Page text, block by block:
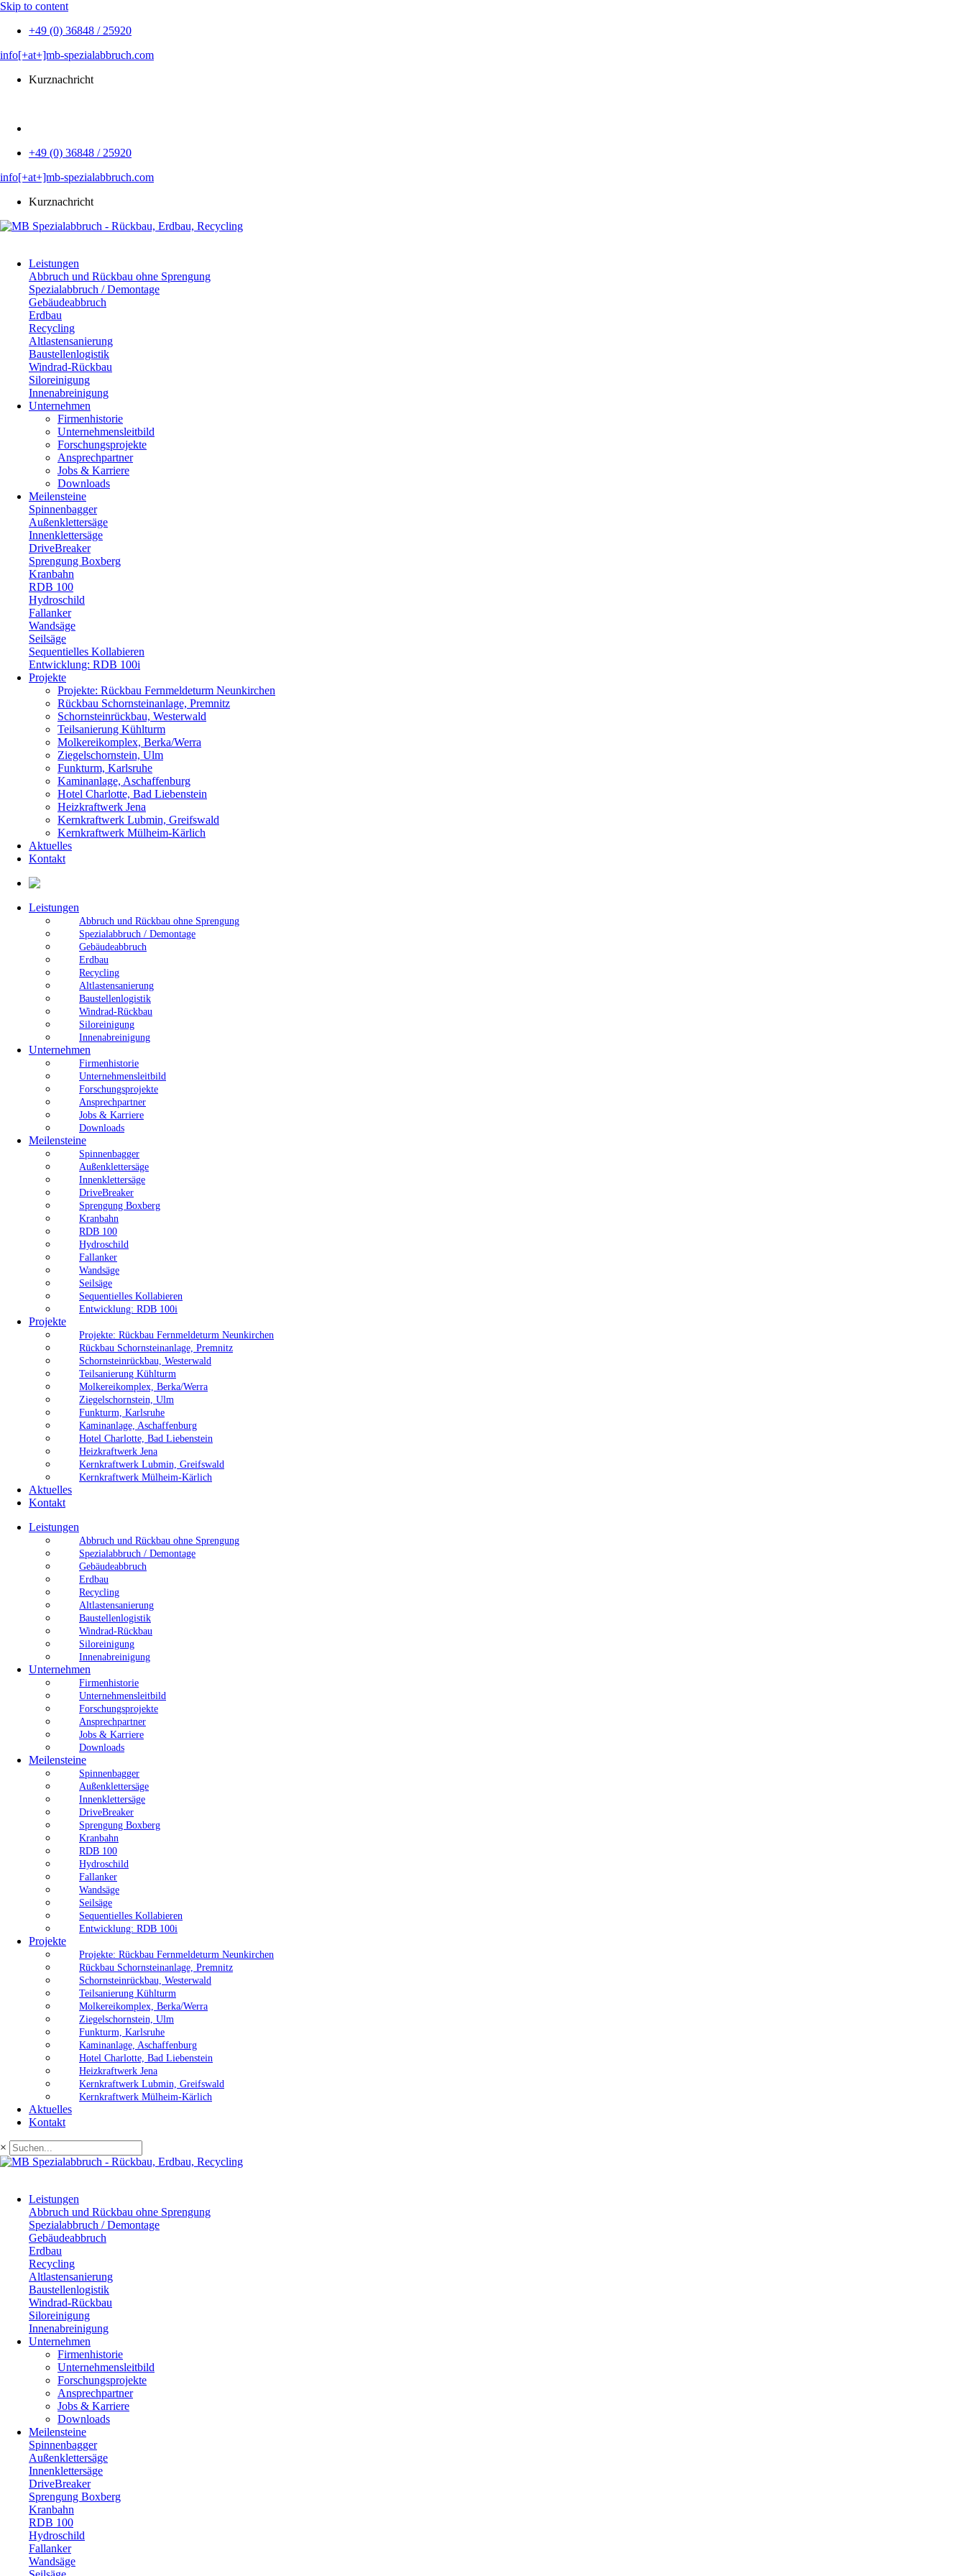
Skip to content
+49 (0) 36848 / 25920
info[+at+]mb-spezialabbruch.com
Kurznachricht
+49 (0) 36848 / 25920
info[+at+]mb-spezialabbruch.com
Kurznachricht
Leistungen
Abbruch und Rückbau ohne Sprengung
Spezialabbruch / Demontage
Gebäudeabbruch
Erdbau
Recycling
Altlastensanierung
Baustellenlogistik
Windrad-Rückbau
Siloreinigung
Innenabreinigung
Unternehmen
Firmenhistorie
Unternehmensleitbild
Forschungsprojekte
Ansprechpartner
Jobs & Karriere
Downloads
Meilensteine
Spinnenbagger
Außenklettersäge
Innenklettersäge
DriveBreaker
Sprengung Boxberg
Kranbahn
RDB 100
Hydroschild
Fallanker
Wandsäge
Seilsäge
Sequentielles Kollabieren
Entwicklung: RDB 100i
Projekte
Projekte: Rückbau Fernmeldeturm Neunkirchen
Rückbau Schornsteinanlage, Premnitz
Schornsteinrückbau, Westerwald
Teilsanierung Kühlturm
Molkereikomplex, Berka/Werra
Ziegelschornstein, Ulm
Funkturm, Karlsruhe
Kaminanlage, Aschaffenburg
Hotel Charlotte, Bad Liebenstein
Heizkraftwerk Jena
Kernkraftwerk Lubmin, Greifswald
Kernkraftwerk Mülheim-Kärlich
Aktuelles
Kontakt
Leistungen
Abbruch und Rückbau ohne Sprengung
Spezialabbruch / Demontage
Gebäudeabbruch
Erdbau
Recycling
Altlastensanierung
Baustellenlogistik
Windrad-Rückbau
Siloreinigung
Innenabreinigung
Unternehmen
Firmenhistorie
Unternehmensleitbild
Forschungsprojekte
Ansprechpartner
Jobs & Karriere
Downloads
Meilensteine
Spinnenbagger
Außenklettersäge
Innenklettersäge
DriveBreaker
Sprengung Boxberg
Kranbahn
RDB 100
Hydroschild
Fallanker
Wandsäge
Seilsäge
Sequentielles Kollabieren
Entwicklung: RDB 100i
Projekte
Projekte: Rückbau Fernmeldeturm Neunkirchen
Rückbau Schornsteinanlage, Premnitz
Schornsteinrückbau, Westerwald
Teilsanierung Kühlturm
Molkereikomplex, Berka/Werra
Ziegelschornstein, Ulm
Funkturm, Karlsruhe
Kaminanlage, Aschaffenburg
Hotel Charlotte, Bad Liebenstein
Heizkraftwerk Jena
Kernkraftwerk Lubmin, Greifswald
Kernkraftwerk Mülheim-Kärlich
Aktuelles
Kontakt
Leistungen
Abbruch und Rückbau ohne Sprengung
Spezialabbruch / Demontage
Gebäudeabbruch
Erdbau
Recycling
Altlastensanierung
Baustellenlogistik
Windrad-Rückbau
Siloreinigung
Innenabreinigung
Unternehmen
Firmenhistorie
Unternehmensleitbild
Forschungsprojekte
Ansprechpartner
Jobs & Karriere
Downloads
Meilensteine
Spinnenbagger
Außenklettersäge
Innenklettersäge
DriveBreaker
Sprengung Boxberg
Kranbahn
RDB 100
Hydroschild
Fallanker
Wandsäge
Seilsäge
Sequentielles Kollabieren
Entwicklung: RDB 100i
Projekte
Projekte: Rückbau Fernmeldeturm Neunkirchen
Rückbau Schornsteinanlage, Premnitz
Schornsteinrückbau, Westerwald
Teilsanierung Kühlturm
Molkereikomplex, Berka/Werra
Ziegelschornstein, Ulm
Funkturm, Karlsruhe
Kaminanlage, Aschaffenburg
Hotel Charlotte, Bad Liebenstein
Heizkraftwerk Jena
Kernkraftwerk Lubmin, Greifswald
Kernkraftwerk Mülheim-Kärlich
Aktuelles
Kontakt
×
Leistungen
Abbruch und Rückbau ohne Sprengung
Spezialabbruch / Demontage
Gebäudeabbruch
Erdbau
Recycling
Altlastensanierung
Baustellenlogistik
Windrad-Rückbau
Siloreinigung
Innenabreinigung
Unternehmen
Firmenhistorie
Unternehmensleitbild
Forschungsprojekte
Ansprechpartner
Jobs & Karriere
Downloads
Meilensteine
Spinnenbagger
Außenklettersäge
Innenklettersäge
DriveBreaker
Sprengung Boxberg
Kranbahn
RDB 100
Hydroschild
Fallanker
Wandsäge